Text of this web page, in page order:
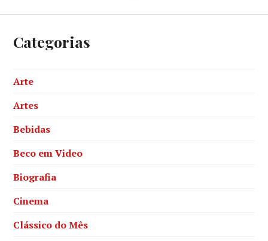
Categorias
Arte
Artes
Bebidas
Beco em Video
Biografia
Cinema
Clássico do Mês